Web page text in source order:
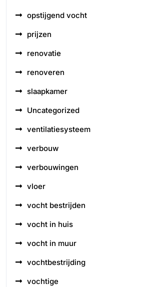
opstijgend vocht
prijzen
renovatie
renoveren
slaapkamer
Uncategorized
ventilatiesysteem
verbouw
verbouwingen
vloer
vocht bestrijden
vocht in huis
vocht in muur
vochtbestrijding
vochtige